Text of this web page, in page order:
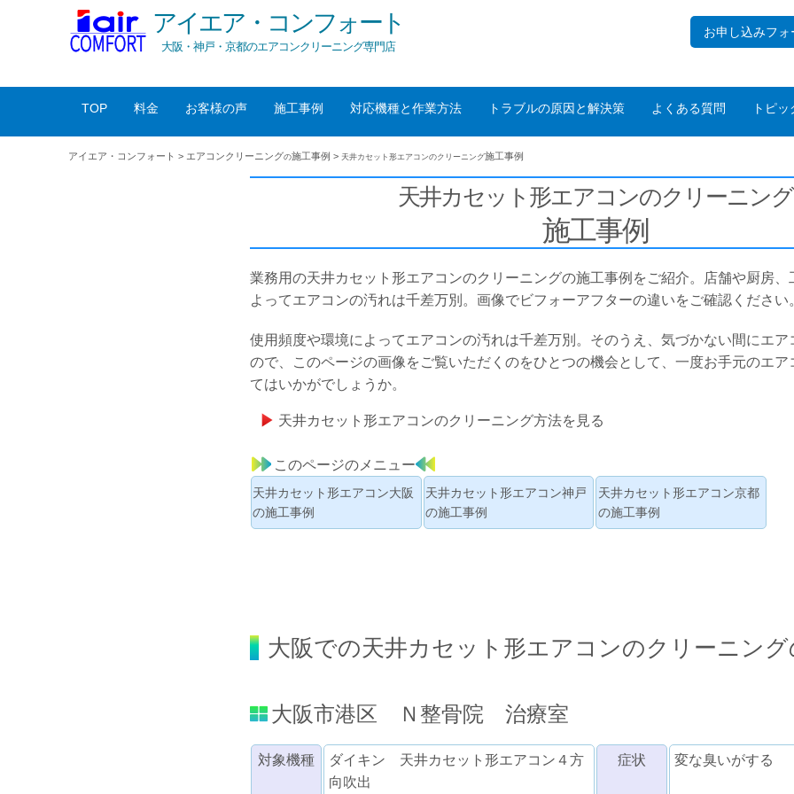
アイエア・コンフォート
大阪・神戸・京都のエアコンクリーニング専門店
お申し込みフォ
TOP 料金 お客様の声 施工事例 対応機種と作業方法 トラブルの原因と解決策 よくある質問 トピッ
アイエア・コンフォート > エアコンクリーニングの施工事例 > 天井カセット形エアコンのクリーニング施工事例
天井カセット形エアコンのクリーニング
施工事例
業務用の天井カセット形エアコンのクリーニングの施工事例をご紹介。店舗や厨房、
よってエアコンの汚れは千差万別。画像でビフォーアフターの違いをご確認ください
使用頻度や環境によってエアコンの汚れは千差万別。そのうえ、気づかない間にエア
ので、このページの画像をご覧いただくのをひとつの機会として、一度お手元のエア
てはいかがでしょうか。
天井カセット形エアコンのクリーニング方法を見る
このページのメニュー
天井カセット形エアコン大阪
の施工事例
天井カセット形エアコン神戸
の施工事例
天井カセット形エアコン京都
の施工事例
大阪での天井カセット形エアコンのクリーニング
大阪市港区 Ｎ整骨院 治療室
対象機種
ダイキン 天井カセット形エアコン４方
向吹出
症状 変な臭いがする